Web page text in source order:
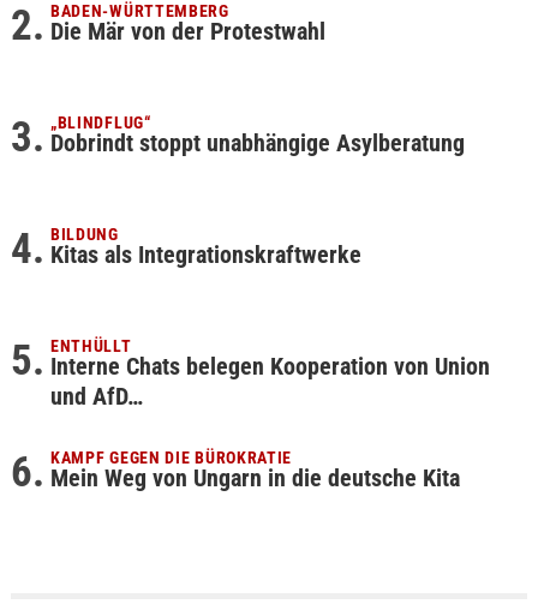
BADEN-WÜRTTEMBERG
Die Mär von der Protestwahl
„BLINDFLUG“
Dobrindt stoppt unabhängige Asylberatung
BILDUNG
Kitas als Integrationskraftwerke
ENTHÜLLT
Interne Chats belegen Kooperation von Union
und AfD…
KAMPF GEGEN DIE BÜROKRATIE
Mein Weg von Ungarn in die deutsche Kita